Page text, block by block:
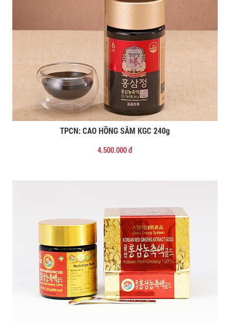
Đặt mua
TPCN: CAO HỒNG SÂM KGC 240g
4.500.000 đ